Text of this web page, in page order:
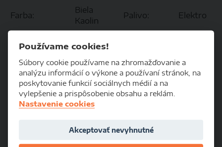
Farba:
Biela
Kaolin
Palivo: Elektro
Spotreba
(mesto)
(mimo
mesto)
Spotreba
(kombinovaná)
cena:
Používame cookies!
Súbory cookie používame na zhromažďovanie a
analýzu informácií o výkone a používaní stránok, na
poskytovanie funkcií sociálnych médií a na
vylepšenie a prispôsobenie obsahu a reklám.
Nastavenie cookies
Akceptovať nevyhnutné